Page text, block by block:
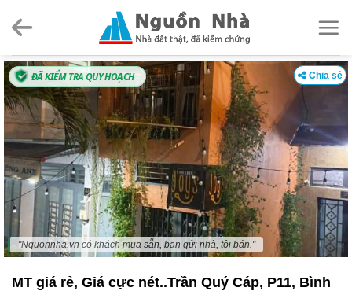
ĐÃ KIỂM TRA QUY HOẠCH
"Nguonnha.vn có khách mua sẵn, bạn gửi nhà, tôi bán."
MT giá rẻ, Giá cực nét..Trần Quý Cáp, P11, Bình
Chia sẻ